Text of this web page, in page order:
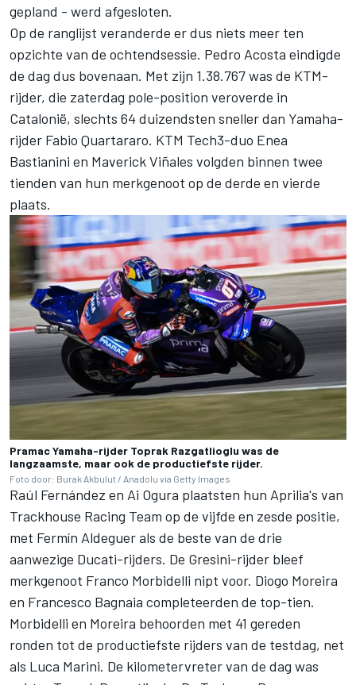
gepland - werd afgesloten.
Op de ranglijst veranderde er dus niets meer ten
opzichte van de ochtendsessie. Pedro Acosta eindigde
de dag dus bovenaan. Met zijn 1.38.767 was de KTM-
rijder, die zaterdag pole-position veroverde in
Catalonië, slechts 64 duizendsten sneller dan Yamaha-
rijder Fabio Quartararo. KTM Tech3-duo Enea
Bastianini en Maverick Viñales volgden binnen twee
tienden van hun merkgenoot op de derde en vierde
plaats.
Pramac Yamaha-rijder Toprak Razgatlioglu was de
langzaamste, maar ook de productiefste rijder.
Foto door: Burak Akbulut / Anadolu via Getty Images
Raúl Fernández en Ai Ogura plaatsten hun Aprilia's van
Trackhouse Racing Team op de vijfde en zesde positie,
met Fermín Aldeguerals de beste van de drie
aanwezige Ducati-rijders. De Gresini-rijder bleef
merkgenoot Franco Morbidelli nipt voor. Diogo Moreira
en Francesco Bagnaia completeerden de top-tien.
Morbidelli en Moreira behoorden met 41 gereden
ronden tot de productiefste rijders van de testdag, net
als Luca Marini. De kilometervreter van de dag was